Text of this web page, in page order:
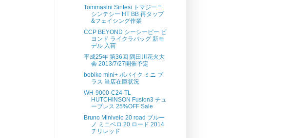
Tommasini Sintesi トマジーニ
シンテシー HT BB 再タップ
&フェイシング作業
CCP BEYOND シーシーピー ビ
ヨンド ライクラバッグ 新モ
デル 入荷
平成25年 第36回 隅田川花火大
会 2013/7/27開催予定
bobike mini+ ボバイク ミニ プ
ラス 当店在庫状況
WH-9000-C24-TL
HUTCHINSON Fusion3 チュ
ーブレス 25%OFF Sale
Bruno Minivelo 20 road ブルー
ノ ミニベロ 20 ロード 2014
チリレッド